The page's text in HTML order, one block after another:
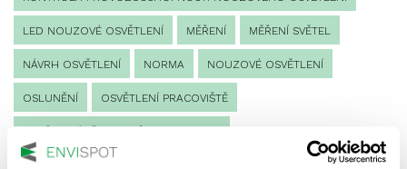
LED NOUZOVÉ OSVĚTLENÍ MĚŘENÍ MĚŘENÍ SVĚTEL
NÁVRH OSVĚTLENÍ NORMA NOUZOVÉ OSVĚTLENÍ
OSLUNĚNÍ OSVĚTLENÍ PRACOVIŠTĚ
OSVĚTLENÍ SPORTOVIŠŤ